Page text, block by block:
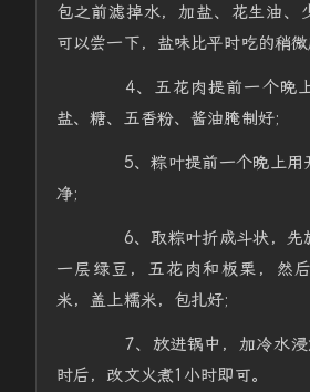
包之前滤掉水，加盐、花生油、
可以尝一下，盐味比平时吃的稍
4、五花肉提前一个晚
盐、糖、五香粉、酱油腌制好;
5、粽叶提前一个晚上用
净;
6、取粽叶折成斗状，先
一层绿豆，五花肉和板栗，然
米，盖上糯米，包扎好;
7、放进锅中，加冷水浸
时后，改文火煮1小时即可。